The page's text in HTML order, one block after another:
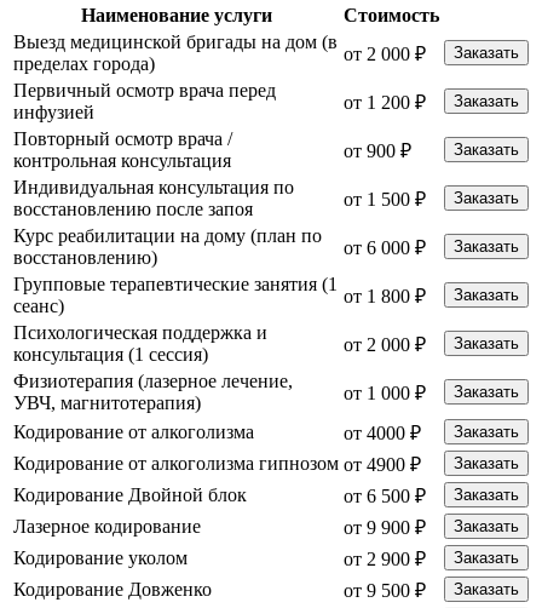
Наименование услуги
Стоимость
Выезд медицинской бригады на дом (в
пределах города)
от 2 000 ₽ Заказать
Первичный осмотр врача перед
инфузией
от 1 200 ₽ Заказать
Повторный осмотр врача /
контрольная консультация
от 900 ₽ Заказать
Индивидуальная консультация по
восстановлению после запоя
от 1 500 ₽ Заказать
Курс реабилитации на дому (план по
восстановлению)
от 6 000 ₽ Заказать
Групповые терапевтические занятия (1
сеанс)
от 1 800 ₽ Заказать
Психологическая поддержка и
консультация (1 сессия)
от 2 000 ₽ Заказать
Физиотерапия (лазерное лечение,
УВЧ, магнитотерапия)
от 1 000 ₽ Заказать
Кодирование от алкоголизма от 4000 ₽ Заказать
Кодирование от алкоголизма гипнозом от 4900 ₽ Заказать
Кодирование Двойной блок от 6 500 ₽ Заказать
Лазерное кодирование от 9 900 ₽ Заказать
Кодирование уколом от 2 900 ₽ Заказать
Кодирование Довженко от 9 500 ₽ Заказать